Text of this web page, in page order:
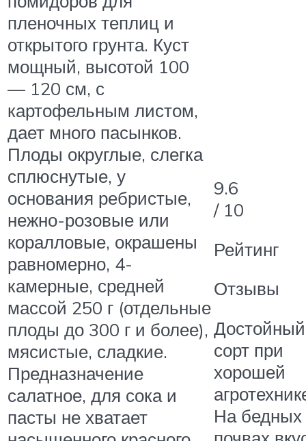
пленочных теплиц и
открытого грунта. Куст
мощный, высотой 100
— 120 см, с
картофельным листом,
дает много пасынков.
Плоды округлые, слегка
сплюснутые, у
основания ребристые,
нежно-розовые или
коралловые, окрашены
равномерно, 4-
камерные, средней
массой 250 г (отдельные
плоды до 300 г и более),
мясистые, сладкие.
Предназначение
салатное, для сока и
пасты не хватает
9.6
/ 10
Рейтинг
Отзывы
Достойный
сорт при
хорошей
На бедных